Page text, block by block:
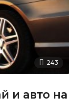
243
и авто на